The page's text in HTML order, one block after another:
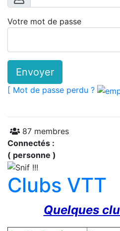
Votre mot de passe
Envoyer
[ Mot de passe perdu ?
87 membres
Connectés :
( personne )
Clubs VTT
Quelques